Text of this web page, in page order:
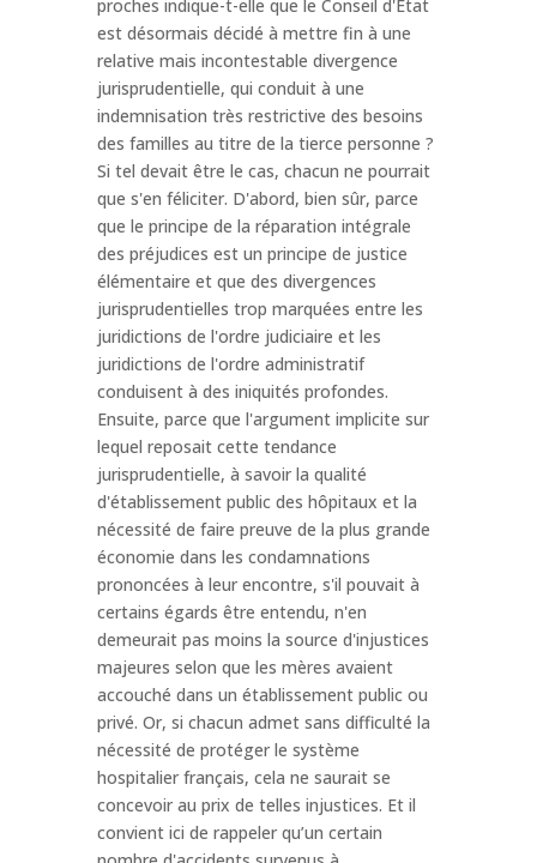
proches indique-t-elle que le Conseil d'État
est désormais décidé à mettre fin à une
relative mais incontestable divergence
jurisprudentielle, qui conduit à une
indemnisation très restrictive des besoins
des familles au titre de la tierce personne ?
Si tel devait être le cas, chacun ne pourrait
que s'en féliciter. D'abord, bien sûr, parce
que le principe de la réparation intégrale
des préjudices est un principe de justice
élémentaire et que des divergences
jurisprudentielles trop marquées entre les
juridictions de l'ordre judiciaire et les
juridictions de l'ordre administratif
conduisent à des iniquités profondes.
Ensuite, parce que l'argument implicite sur
lequel reposait cette tendance
jurisprudentielle, à savoir la qualité
d'établissement public des hôpitaux et la
nécessité de faire preuve de la plus grande
économie dans les condamnations
prononcées à leur encontre, s'il pouvait à
certains égards être entendu, n'en
demeurait pas moins la source d'injustices
majeures selon que les mères avaient
accouché dans un établissement public ou
privé. Or, si chacun admet sans difficulté la
nécessité de protéger le système
hospitalier français, cela ne saurait se
concevoir au prix de telles injustices. Et il
convient ici de rappeler qu’un certain